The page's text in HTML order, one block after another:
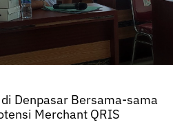
di Denpasar Bersama-sama
Merchant QRIS